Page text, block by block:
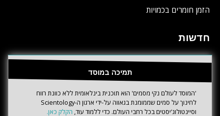
הזמן חומרים בכמויות
חדשות
תמיכה במוסד
'המוסד לעולם נקי מסמים' הוא תוכנית בינלאומית ללא כוונת רווח
לחינוך על סמים שממומנת בגאווה על-ידי ארגון ה-Scientology
וסיינטולוג'יסטים בכל רחבי העולם. כדי ללמוד עוד, הקלק כאן.